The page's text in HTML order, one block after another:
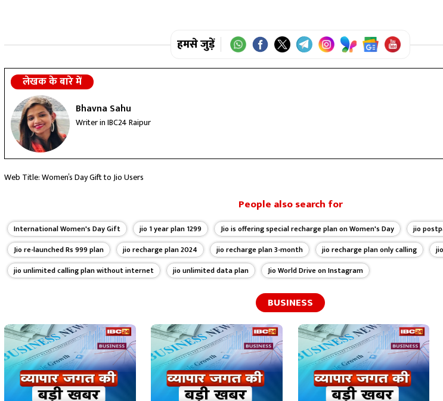
हमसे जुड़ें
लेखक के बारे में
Bhavna Sahu
Writer in IBC24 Raipur
Web Title: Women’s Day Gift to Jio Users
People also search for
International Women's Day Gift jio 1 year plan 1299 Jio is offering special recharge plan on Women's Day
jio
Jio re-launched Rs 999 plan
jio recharge plan 2024 jio recharge plan 3-month jio recharge plan only calling
jio unlimited calling plan without internet
jio unlimited data plan Jio World Drive on Instagram
BUSINESS